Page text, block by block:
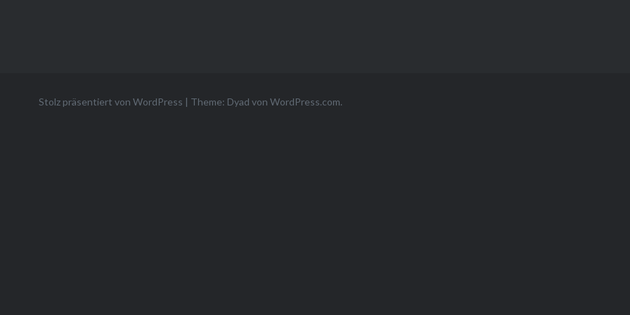
Stolz präsentiert von WordPress | Theme: Dyad von WordPress.com.